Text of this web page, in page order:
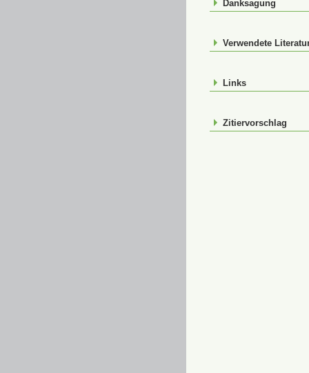
Danksagung
Verwendete
Links
Zitiervorschlag